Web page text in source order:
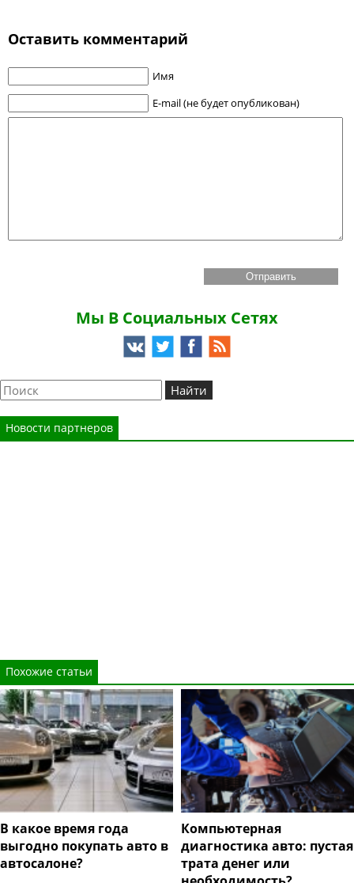
Оставить комментарий
Имя
E-mail (не будет опубликован)
Мы В Социальных Сетях
Новости партнеров
Похожие статьи
В какое время года
выгодно покупать авто в
автосалоне?
Компьютерная
диагностика авто: пустая
трата денег или